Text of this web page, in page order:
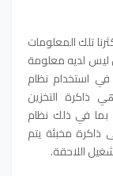
تلك المعلومات
ليس لديه معلومة
استخدام نظام
ذاكرة التخزين
بما في ذلك نظام
مخبئة يتم
اللاحقة.